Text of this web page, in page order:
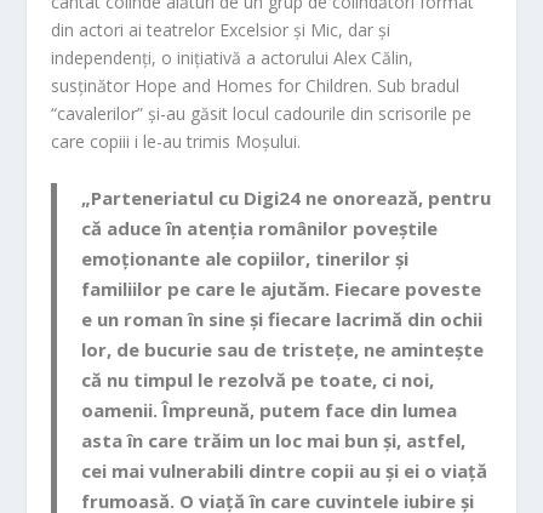
din actori ai teatrelor Excelsior și Mic, dar și
independenți, o inițiativă a actorului Alex Călin,
susținător Hope and Homes for Children. Sub bradul
“cavalerilor” și-au găsit locul cadourile din scrisorile pe
care copiii i le-au trimis Moșului.
„Parteneriatul cu Digi24 ne onorează, pentru
că aduce în atenția românilor poveștile
emoționante ale copiilor, tinerilor și
familiilor pe care le ajutăm. Fiecare poveste
e un roman în sine și fiecare lacrimă din ochii
lor, de bucurie sau de tristețe, ne amintește
că nu timpul le rezolvă pe toate, ci noi,
oamenii. Împreună, putem face din lumea
asta în care trăim un loc mai bun și, astfel,
cei mai vulnerabili dintre copii au și ei o viață
frumoasă. O viață în care cuvintele iubire și